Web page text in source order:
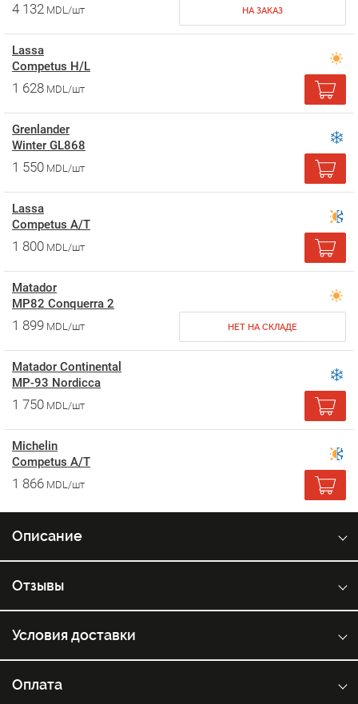
4 132 MDL/шт НА ЗАКАЗ
Lassa
Competus H/L
1 628 MDL/шт
Grenlander
Winter GL868
1 550 MDL/шт
Lassa
Competus A/T
1 800 MDL/шт
Matador
MP82 Conquerra 2
1 899 MDL/шт НЕТ НА СКЛАДЕ
Matador Continental
MP-93 Nordicca
1 750 MDL/шт
Michelin
Competus A/T
1 866 MDL/шт
Описание
Отзывы
Условия доставки
Оплата